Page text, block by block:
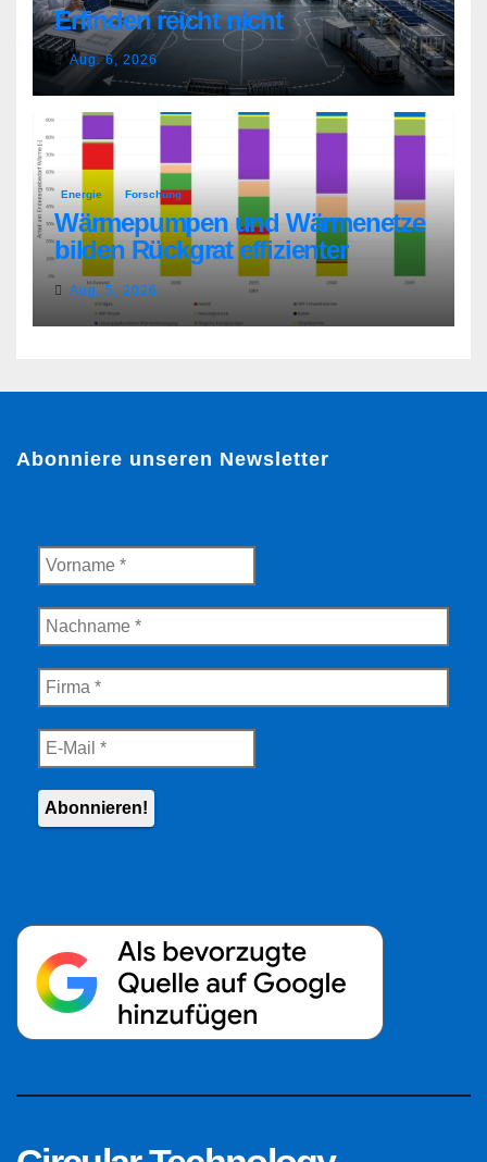
Erfinden reicht nicht
Aug. 6, 2026
Energie Forschung
Wärmepumpen und Wärmenetze
bilden Rückgrat effizienter
Wärmeversorgung
Aug. 5, 2026
Abonniere unseren Newsletter